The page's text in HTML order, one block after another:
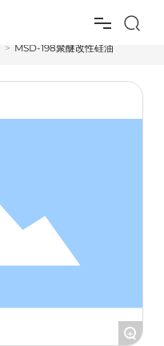
MSD-198聚醚改性硅油
+